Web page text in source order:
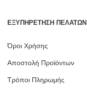
ΕΞΥΠΗΡΕΤΗΣΗ ΠΕΛΑΤΩΝ
Όροι Χρήσης
Αποστολή Προϊόντων
Τρόποι Πληρωμής